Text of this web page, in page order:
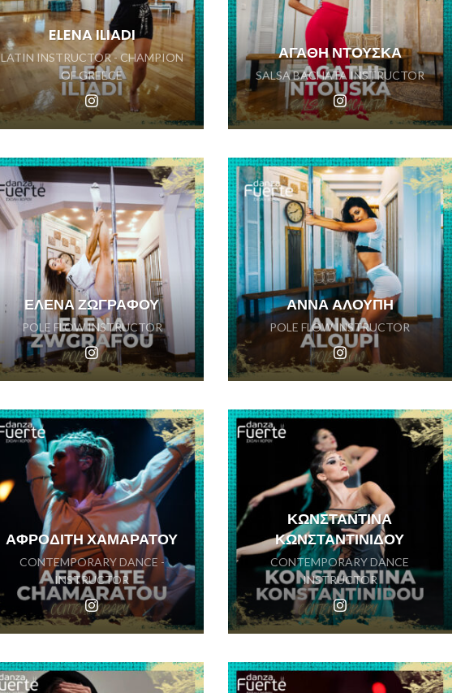
ELENA ILIADI
LATIN INSTRUCTOR - CHAMPION
OF GREECE
ΕΛΕΝΑ ΖΩΓΡΑΦΟΥ
POLE FLOW INSTRUCTOR
ΑΦΡΟΔΙΤΗ ΧΑΜΑΡΑΤΟΥ
CONTEMPORARY DANCE -
INSTRUCTOR
ΑΓΑΘΗ ΝΤΟΥΣΚΑ
SALSA BACHATA INSTRUCTOR
ΑΝΝΑ ΑΛΟΥΠΗ
POLE FLOW INSTRUCTOR
ΚΩΝΣΤΑΝΤΙΝΑ
ΚΩΝΣΤΑΝΤΙΝΙΔΟΥ
CONTEMPORARY DANCE
INSTRUCTOR